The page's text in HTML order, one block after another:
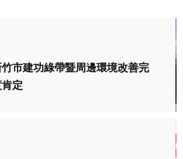
市建功綠帶暨周邊環境改善完
定